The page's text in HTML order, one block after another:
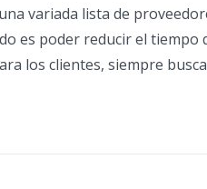
variada lista de
es poder reducir el tiempo
los clientes, siempre